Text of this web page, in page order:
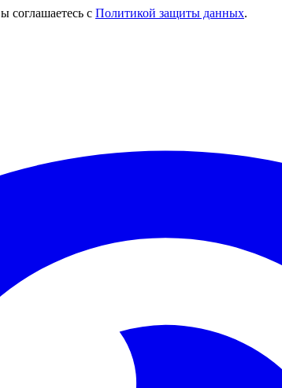
соглашаетесь с Политикой защиты данных.